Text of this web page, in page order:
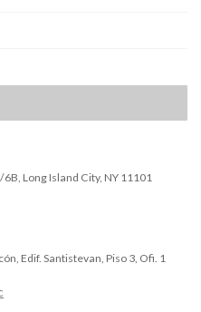
Long Island City, NY 11101
Edif. Santistevan, Piso 3, Ofi. 1